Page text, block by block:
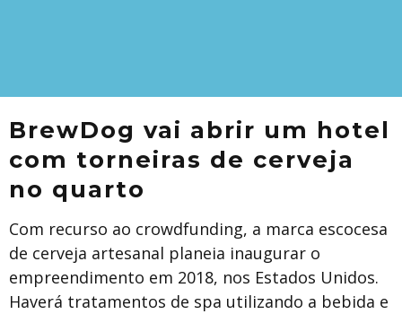
BrewDog vai abrir um hotel
com torneiras de cerveja
no quarto
Com recurso ao crowdfunding, a marca escocesa
de cerveja artesanal planeia inaugurar o
empreendimento em 2018, nos Estados Unidos.
Haverá tratamentos de spa utilizando a bebida e